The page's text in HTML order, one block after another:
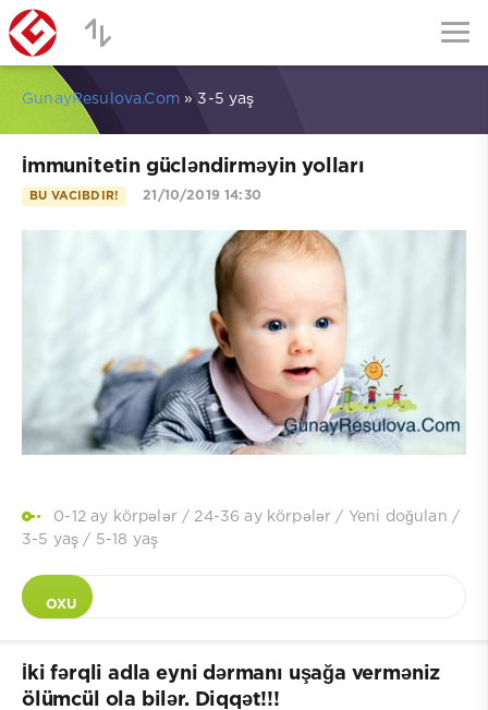
GunayResulova.Com» 3-5 yaş
İmmunitetin gücləndirməyin yolları
BU VACIBDIR! 21/10/2019 14:30
0-12 ay körpələr/24-36 ay körpələr / Yeni doğulan /
3-5 yaş / 5-18 yaş
OXU
İki fərqli adla eyni dərmanı uşağa verməniz
ölümcül ola bilər. Diqqət!!!